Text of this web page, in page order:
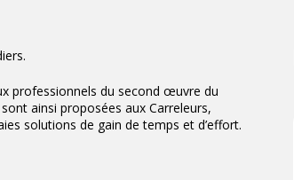
professionnels du second œuvre du
ainsi proposées aux Carreleurs,
solutions de gain de temps et d’effort.